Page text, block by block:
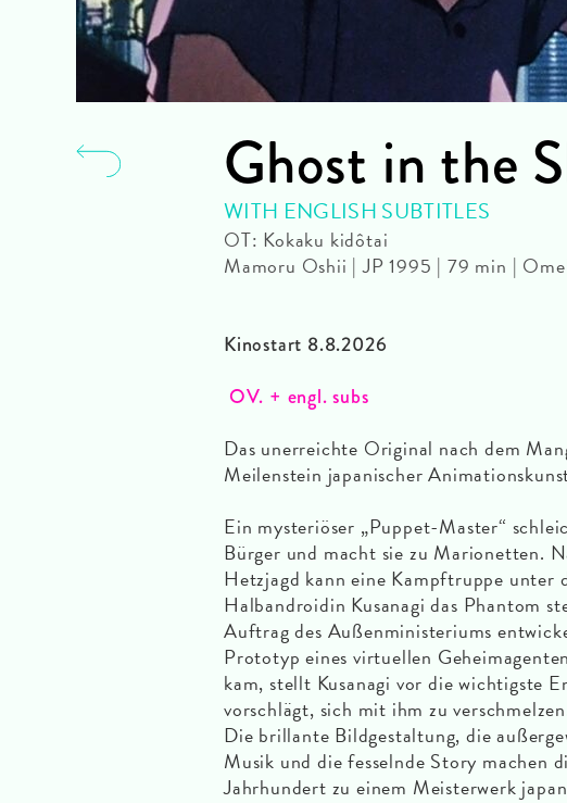
Ghost in the
WITH ENGLISH SUBTITLES
OT: Kokaku kidôtai
Mamoru Oshii | JP 1995 | 79 min |
Kinostart 8.8.2026
OV. + engl. subs
Das unerreichte Original nach dem
Meilenstein japanischer
Ein mysteriöser „Puppet-Master“
Bürger und macht sie zu Marionetten.
Hetzjagd kann eine Kampftruppe unter
Halbandroidin Kusanagi das Phantom
Auftrag des Außenministeriums
Prototyp eines virtuellen
kam, stellt Kusanagi vor die wichtigste
vorschlägt, sich mit ihm zu
Die brillante Bildgestaltung, die
Musik und die fesselnde Story machen
Jahrhundert zu einem Meisterwerk